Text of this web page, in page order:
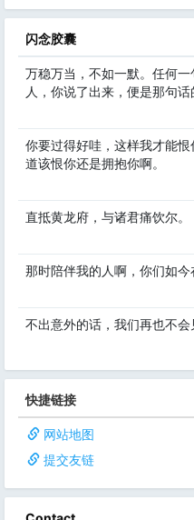
闪念胶囊
万稳万当，不如一默。任何
人，你说了出来，便是那句话
你要过得好哇，这样我才能
道该恨你还是拥抱你啊。
直抵黄龙府，与诸君痛饮尔。
那时陪伴我的人啊，你们如今
不出意外的话，我们再也不会
快捷链接
网站地图
提交友链